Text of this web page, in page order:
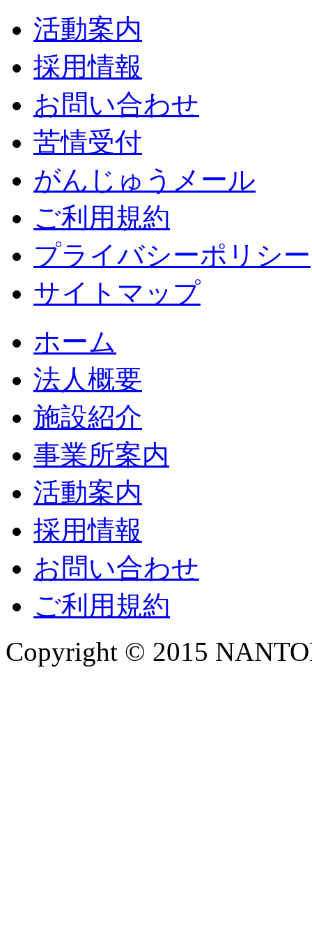
活動案内
採用情報
お問い合わせ
苦情受付
がんじゅうメール
ご利用規約
プライバシーポリシー
サイトマップ
ホーム
法人概要
施設紹介
事業所案内
活動案内
採用情報
お問い合わせ
ご利用規約
Copyright © 2015